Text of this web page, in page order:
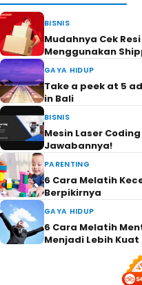
BISNIS
Mudahnya Cek
Menggunakan
GAYA HIDUP
Take a peek at 5
in Bali
BISNIS
Mesin Laser
Jawabannya!
PARENTING
6 Cara Melatih
Berpikirnya
GAYA HIDUP
6 Cara Melatih
Menjadi Lebih Kuat